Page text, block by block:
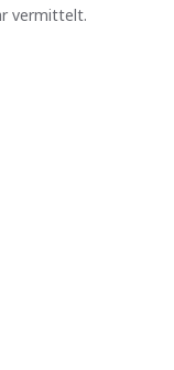
vermittelt.